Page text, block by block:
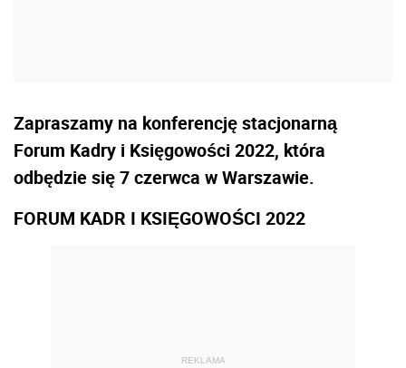
Zapraszamy na konferencję stacjonarną
Forum Kadry i Księgowości 2022, która
odbędzie się 7 czerwca w Warszawie.
FORUM KADR I KSIĘGOWOŚCI 2022
REKLAMA